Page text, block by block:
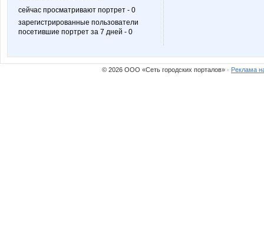
сейчас просматривают портрет - 0
зарегистрированные пользователи
посетившие портрет за 7 дней - 0
© 2026 ООО «Сеть городских порталов» · Реклама